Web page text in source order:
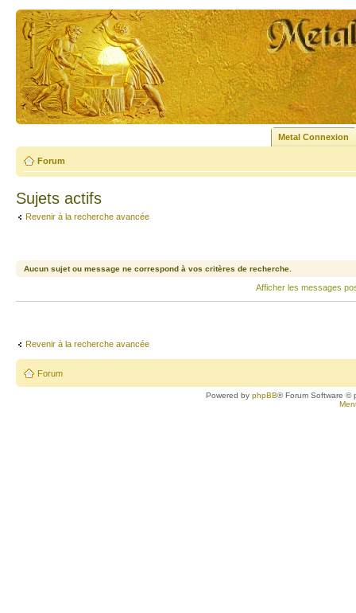
Metal Connexion
Forum
Sujets actifs
Revenir à la recherche avancée
Aucun sujet ou message ne correspond à vos critères de recherche.
Afficher les messages
Revenir à la recherche avancée
Forum
Powered byphpBB® Forum Software ©